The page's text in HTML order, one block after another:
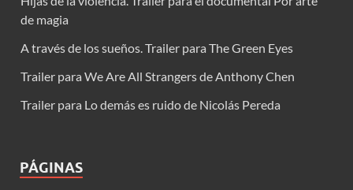
de magia
A través de los sueños. Trailer para The Green Eyes
Trailer para We Are All Strangers de Anthony Chen
Trailer para Lo demás es ruido de Nicolás Pereda
PÁGINAS